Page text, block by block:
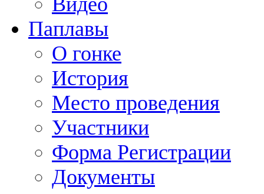
Паплавы
О гонке
История
Место проведения
Участники
Форма Регистрации
Документы